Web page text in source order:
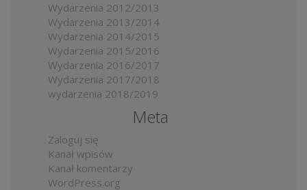
Wydarzenia 2012/2013
Wydarzenia 2013/2014
Wydarzenia 2014/2015
Wydarzenia 2015/2016
Wydarzenia 2016/2017
Wydarzenia 2017/2018
wydarzenia 2018/2019
Meta
Zaloguj się
Kanał wpisów
Kanał komentarzy
WordPress.org